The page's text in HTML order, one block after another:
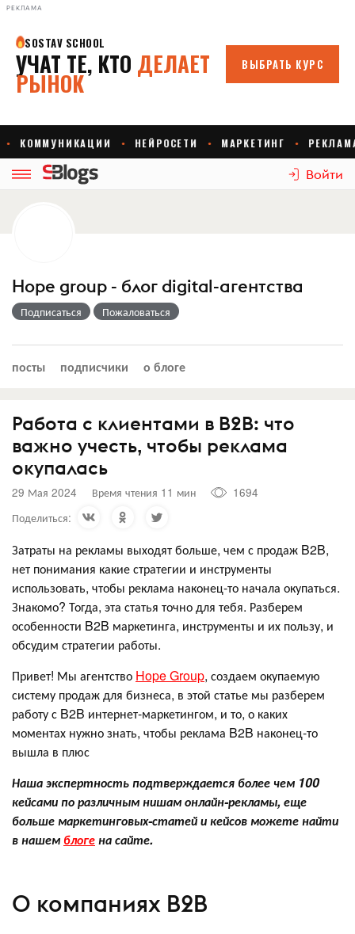
РЕКЛАМА
Войти
Hope group - блог digital-агентства
Подписаться Пожаловаться
посты подписчики о блоге
Работа с клиентами в B2B: что
важно учесть, чтобы реклама
окупалась
29 Мая 2024 Время чтения 11 мин
1694
Поделиться:
Затраты на рекламы выходят больше, чем с продаж B2B,
нет понимания какие стратегии и инструменты
использовать, чтобы реклама наконец-то начала окупаться.
Знакомо? Тогда, эта статья точно для тебя. Разберем
особенности B2B маркетинга, инструменты и их пользу, и
обсудим стратегии работы.
Привет! Мы агентство Hope Group, создаем окупаемую
систему продаж для бизнеса, в этой статье мы разберем
работу с B2B интернет-маркетингом, и то, о каких
моментах нужно знать, чтобы реклама B2B наконец-то
вышла в плюс
Наша экспертность подтверждается более чем 100
кейсами по различным нишам онлайн-рекламы, еще
больше маркетинговых-статей и кейсов можете найти
в нашем блоге на сайте.
О компаниях B2B